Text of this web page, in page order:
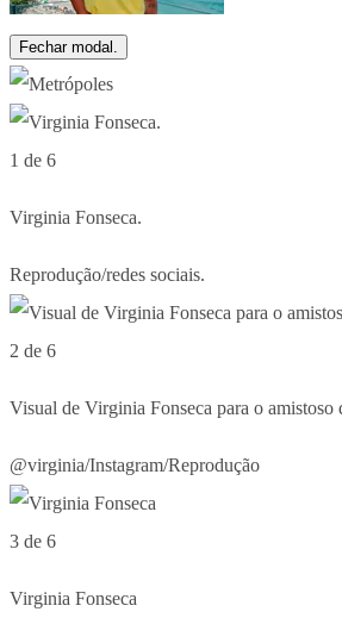
Fechar modal.
1 de 6
Virginia Fonseca.
Reprodução/redes sociais.
2 de 6
Visual de Virginia Fonseca para o amistoso
@virginia/Instagram/Reprodução
3 de 6
Virginia Fonseca